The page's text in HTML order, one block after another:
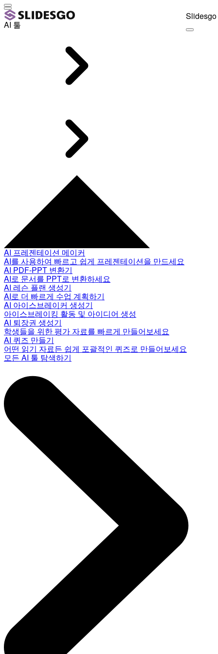
AI 툴
AI 프레젠테이션 메이커
AI를 사용하여 빠르고 쉽게 프레젠테이션을 만드세요
AI PDF-PPT 변환기
AI로 문서를 PPT로 변환하세요
AI 레슨 플랜 생성기
AI로 더 빠르게 수업 계획하기
AI 아이스브레이커 생성기
아이스브레이킹 활동 및 아이디어 생성
AI 퇴장권 생성기
학생들을 위한 평가 자료를 빠르게 만들어보세요
AI 퀴즈 만들기
어떤 읽기 자료든 쉽게 포괄적인 퀴즈로 만들어보세요
모든 AI 툴 탐색하기